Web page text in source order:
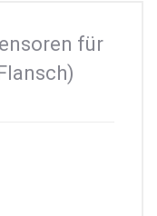
für